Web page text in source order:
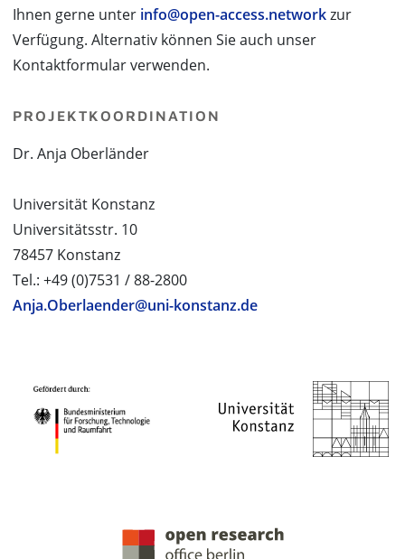
Ihnen gerne unter info@open-access.networkzur
Verfügung. Alternativ können Sie auch unser
Kontaktformular verwenden.
PROJEKTKOORDINATION
Dr. Anja Oberländer
Universität Konstanz
Universitätsstr. 10
78457 Konstanz
Tel.: +49 (0)7531 / 88-2800
Anja.Oberlaender@uni-konstanz.de